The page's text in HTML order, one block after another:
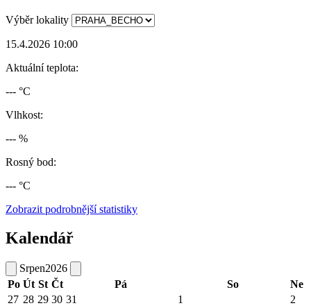
Výběr lokality
15.4.2026 10:00
Aktuální teplota:
--- °C
Vlhkost:
--- %
Rosný bod:
--- °C
Zobrazit podrobnější statistiky
Kalendář
Srpen2026
Po Út St Čt Pá So
Ne
27 28 29 30 31 1
2